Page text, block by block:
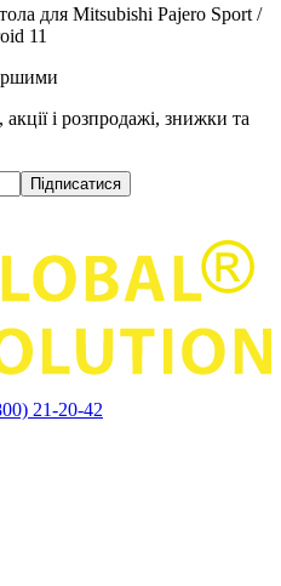
для Mitsubishi Pajero Sport /
11
і розпродажі, знижки та
Підписатися
21-20-42